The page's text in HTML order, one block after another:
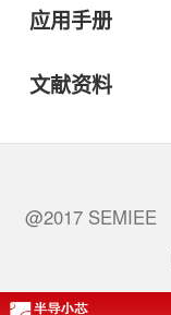
应用手册
文献资料
@2017 SEMIEE